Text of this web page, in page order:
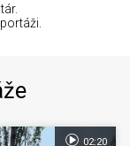
02:20